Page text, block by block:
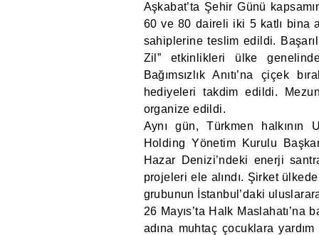
Aşkabat’ta Şehir Günü
60 ve 80 daireli iki 5 katlı bina
sahiplerine teslim edildi.
Zil” etkinlikleri ülke
Bağımsızlık Anıtı’na çiçek
hediyeleri takdim edildi.
organize edildi.
Aynı gün, Türkmen halkının
Holding Yönetim Kurulu
Hazar Denizi’ndeki enerji
projeleri ele alındı. Şirket
grubunun İstanbul’daki
26 Mayıs’ta Halk
adına muhtaç çocuklara yardım